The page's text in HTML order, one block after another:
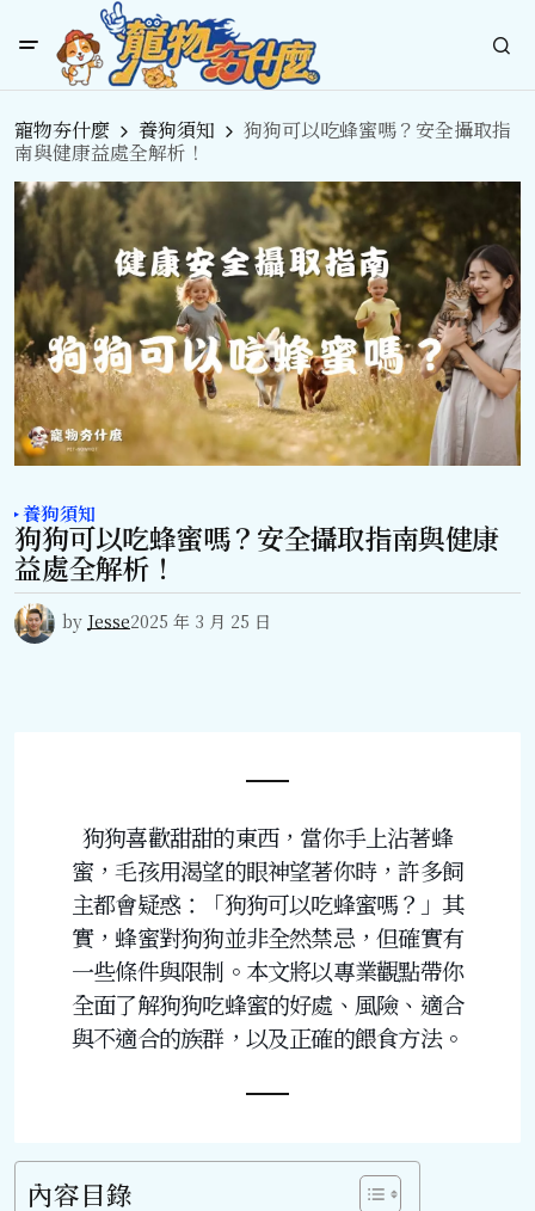
寵物夯什麼 養狗須知
狗狗可以吃蜂蜜嗎？安全攝取指
南與健康益處全解析！
養狗須知
狗狗可以吃蜂蜜嗎？安全攝取指南與健康
益處全解析！
by Jesse2025 年 3 月 25 日
狗狗喜歡甜甜的東西，當你手上沾著蜂
蜜，毛孩用渴望的眼神望著你時，許多飼
主都會疑惑：「狗狗可以吃蜂蜜嗎？」其
實，蜂蜜對狗狗並非全然禁忌，但確實有
一些條件與限制。本文將以專業觀點帶你
全面了解狗狗吃蜂蜜的好處、風險、適合
與不適合的族群，以及正確的餵食方法。
內容目錄